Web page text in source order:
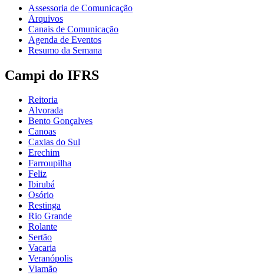
Assessoria de Comunicação
Arquivos
Canais de Comunicação
Agenda de Eventos
Resumo da Semana
Campi do IFRS
Reitoria
Alvorada
Bento Gonçalves
Canoas
Caxias do Sul
Erechim
Farroupilha
Feliz
Ibirubá
Osório
Restinga
Rio Grande
Rolante
Sertão
Vacaria
Veranópolis
Viamão